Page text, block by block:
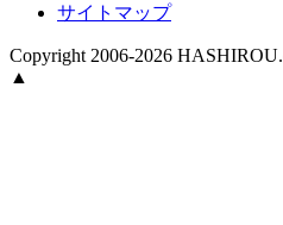
サイトマップ
Copyright 2006-2026
▲